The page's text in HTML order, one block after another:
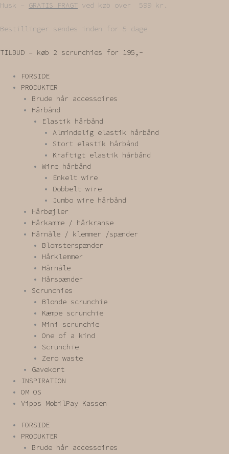
Gå
indholdet
Husk – GRATIS FRAGT ved køb over 599 kr.
Bestillinger sendes inden for 5 dage
TILBUD – køb 2 scrunchies for 195,-
FORSIDE
PRODUKTER
Brude hår accessoires
Hårbånd
Elastik hårbånd
Almindelig elastik hårbånd
Stort elastik hårbånd
Kraftigt elastik hårbånd
Wire hårbånd
Enkelt wire
Dobbelt wire
Jumbo wire hårbånd
Hårbøjler
Hårkamme / hårkranse
Hårnåle / klemmer /spænder
Blomsterspænder
Hårklemmer
Hårnåle
Hårspænder
Scrunchies
Blonde scrunchie
Kæmpe scrunchie
Mini scrunchie
One of a kind
Scrunchie
Zero waste
Gavekort
INSPIRATION
OM OS
Vipps MobilPay Kassen
FORSIDE
PRODUKTER
Brude hår accessoires